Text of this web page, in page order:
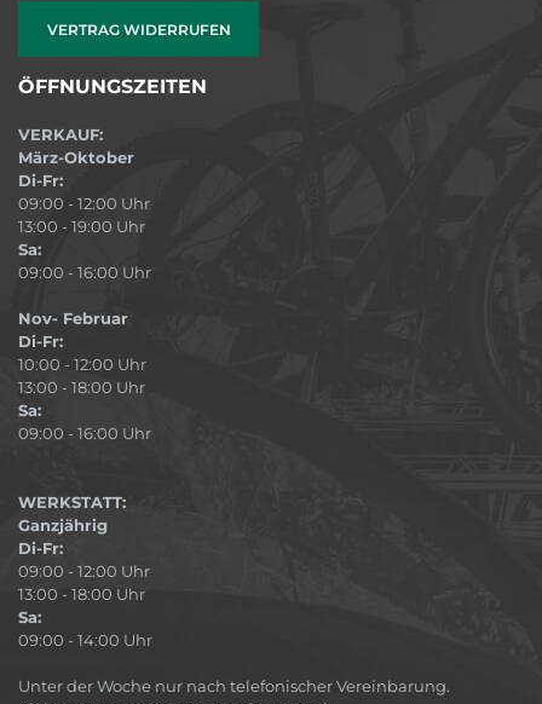
VERTRAG WIDERRUFEN
ÖFFNUNGSZEITEN
VERKAUF:
März-Oktober
Di-Fr:
09:00 - 12:00 Uhr
13:00 - 19:00 Uhr
Sa:
09:00 - 16:00 Uhr
Nov- Februar
Di-Fr:
10:00 - 12:00 Uhr
13:00 - 18:00 Uhr
Sa:
09:00 - 16:00 Uhr
WERKSTATT:
Ganzjährig
Di-Fr:
09:00 - 12:00 Uhr
13:00 - 18:00 Uhr
Sa:
09:00 - 14:00 Uhr
Unter der Woche nur nach telefonischer Vereinbarung.